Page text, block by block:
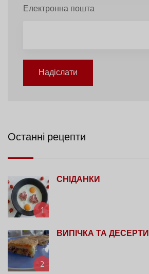
Електронна пошта
Надіслати
Останні рецепти
1
СНІДАНКИ
2
ВИПІЧКА ТА ДЕСЕРТИ